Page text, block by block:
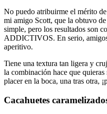
No puedo atribuirme el mérito
mi amigo Scott, que la obtuvo
simple, pero los resultados son
ADDICTIVOS. En serio,
aperitivo.
Tiene una textura tan ligera y
la combinación hace que quieras
placer en la boca, una tras otra,
Cacahuetes